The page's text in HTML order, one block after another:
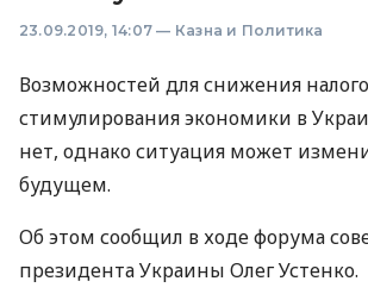
23.09.2019, 14:07 — Казна и Политика
Возможностей для снижения
стимулирования экономики в
нет, однако ситуация может
будущем.
Об этом сообщил в ходе форума
президента Украины Олег Устенко.